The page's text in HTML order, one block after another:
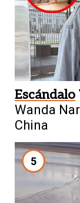
Escándalo
Wanda
China
5